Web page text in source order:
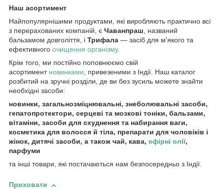
Наш асортимент
Найпопулярнішими продуктами, які виробляють практично всі
з перерахованих компаній, є Чаванпраш, названий
бальзамом довголіття, і Трифала — засіб для м'якого та
ефективного очищення організму.
Крім того, ми постійно поповнюємо свій
асортимент новинками, привезеними з Індії. Наш каталог
розбитий на зручні розділи, де ви без зусиль можете знайти
необхідні засоби:
новинки, загальнозміцнювальні, знеболювальні засоби,
гепатопротектори, серцеві та мозкові тоніки, бальзами,
вітаміни, засоби для схуднення та набирання ваги,
косметика для волосся й тіла, препарати для чоловіків і
жінок, дитячі засоби, а також чай, кава, ефірні олії,
парфуми
та інші товари, які постачаються нам безпосередньо з Індії.
Приховати